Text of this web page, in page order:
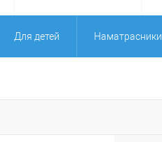
Для детей Наматрасники